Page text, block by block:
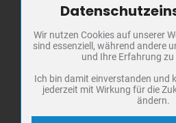
Stadt
Markt 1
06567
Telefon:
Zum Betrieb der Seite
Name
PHP Session
Anbieter
Eigentümer dieser
Schutz
Cookie Name
PHPSESSID,
Wir nutzen Cookies auf unserer
sind essenziell, während andere
und Ihre Erfahrung zu
Ich bin damit einverstanden und
jederzeit mit Wirkung für die
ändern.